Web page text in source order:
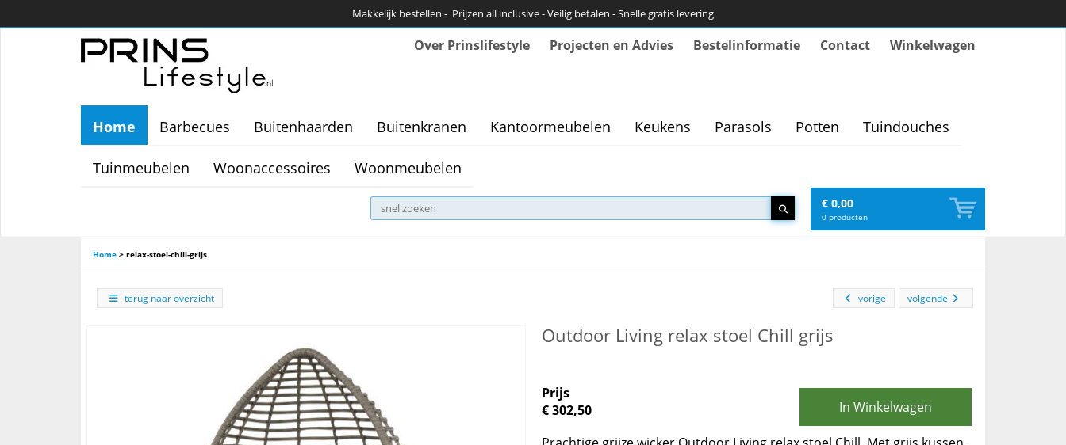
Makkelijk bestellen - Prijzen all inclusive - Veilig betalen - Snelle gratis levering
Over Prinslifestyle Projecten en Advies Bestelinformatie Contact Winkelwagen
Home Barbecues Buitenhaarden Buitenkranen Kantoormeubelen Keukens Parasols Potten Tuindouches
Tuinmeubelen Woonaccessoires Woonmeubelen
€ 0,00
0 producten
Home > relax-stoel-chill-grijs
terug naar overzicht volgende
vorige
Outdoor Living relax stoel Chill grijs
Prijs
€ 302,50
In Winkelwagen